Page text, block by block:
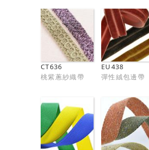
CT636
桃紫蔥紗織帶
EU438
彈性絨包邊帶